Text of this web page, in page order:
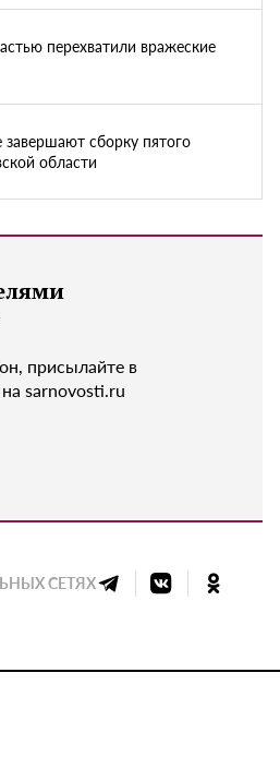
перехватили вражеские
сборку пятого
области
присылайте в
sarnovosti.ru
СЕТЯХ